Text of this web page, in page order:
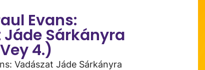
Evans:
Sárkányra
4.)
Vadászat Jáde Sárkányra